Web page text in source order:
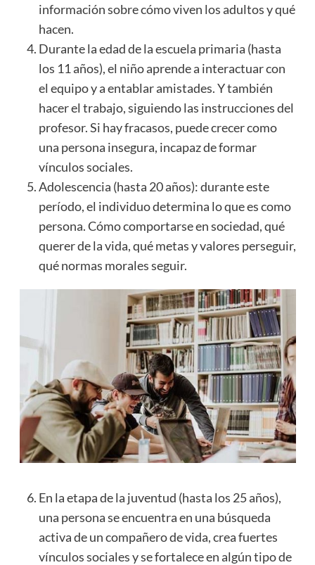
información sobre cómo viven los adultos y qué
hacen.
Durante la edad de la escuela primaria (hasta
los 11 años), el niño aprende a interactuar con
el equipo y a entablar amistades. Y también
hacer el trabajo, siguiendo las instrucciones del
profesor. Si hay fracasos, puede crecer como
una persona insegura, incapaz de formar
vínculos sociales.
Adolescencia (hasta 20 años): durante este
período, el individuo determina lo que es como
persona. Cómo comportarse en sociedad, qué
querer de la vida, qué metas y valores perseguir,
qué normas morales seguir.
En la etapa de la juventud (hasta los 25 años),
una persona se encuentra en una búsqueda
activa de un compañero de vida, crea fuertes
vínculos sociales y se fortalece en algún tipo de